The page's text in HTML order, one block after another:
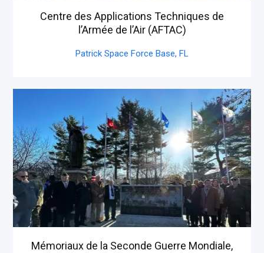
Centre des Applications Techniques de
l’Armée de l’Air (AFTAC)
Patrick Space Force Base, FL
Mémoriaux de la Seconde Guerre Mondiale,